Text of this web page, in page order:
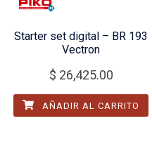
Starter set digital – BR 193
Vectron
$ 26,425.00
AÑADIR AL CARRITO